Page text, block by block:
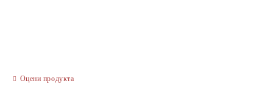
Оцени продукта